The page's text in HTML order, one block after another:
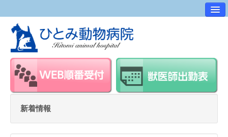
病院案内
交通アクセス
ワンポイントアドバイス
スタッフ紹介
求人・採用情報
新着情報